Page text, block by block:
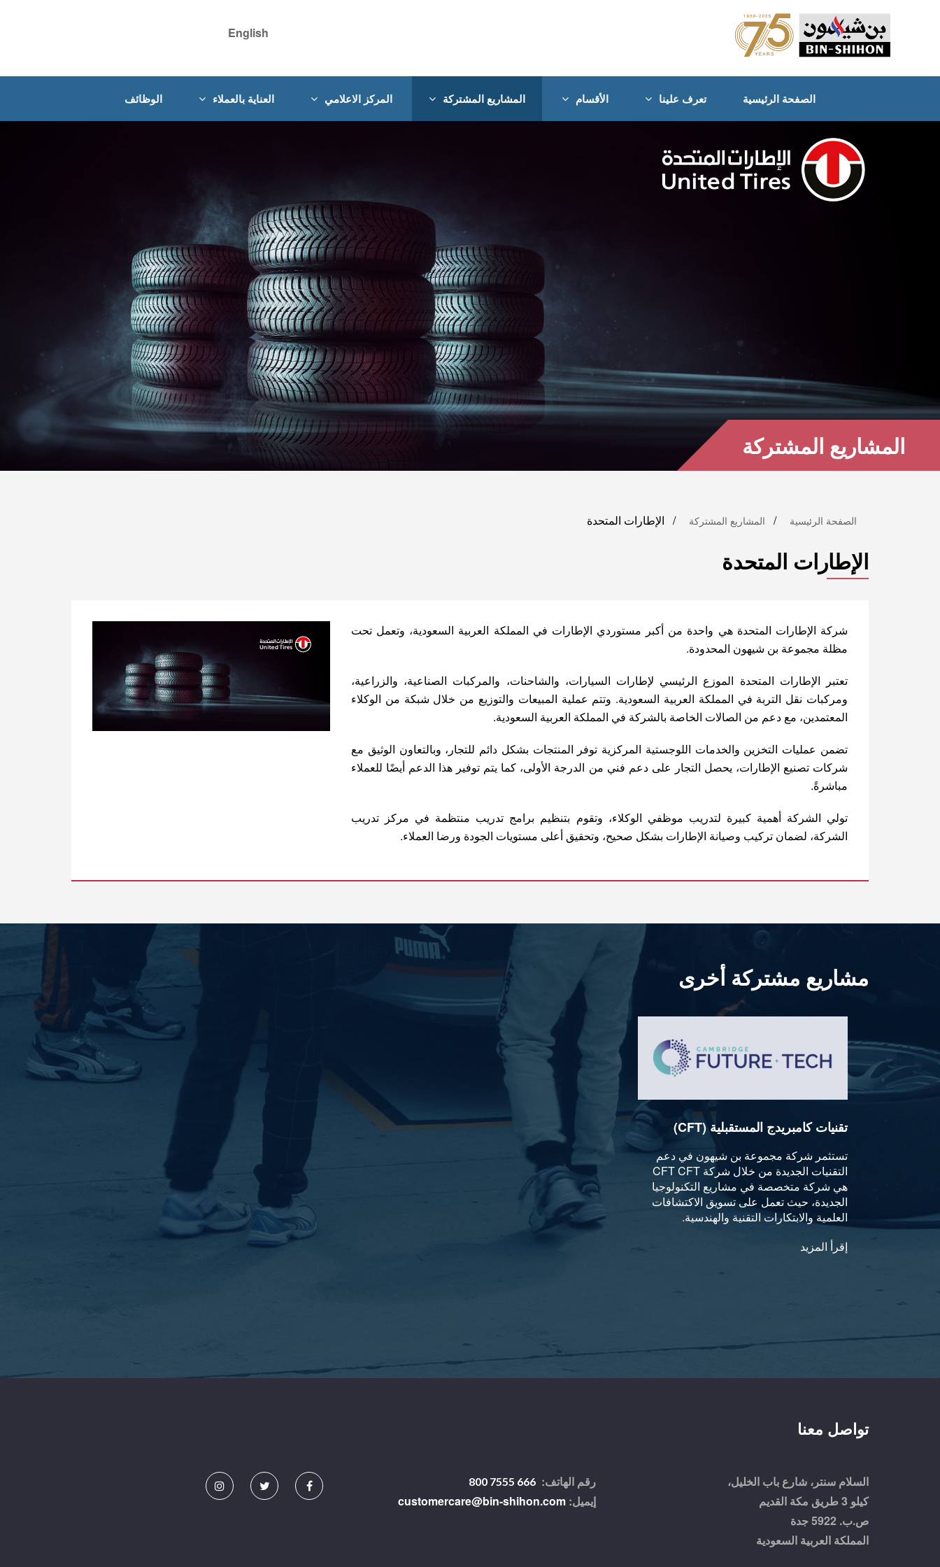
English
الصفحة الرئيسية تعرف علينا الأقسام المشاريع المشتركة المركز الاعلامي العناية بالعملاء الوظائف
المشاريع المشتركة
الصفحة الرئيسية المشاريع المشتركة الإطارات المتحدة
الإطارات المتحدة
شركة الإطارات المتحدة هي واحدة من أكبر مستوردي الإطارات في المملكة العربية السعودية، وتعمل تحت
مظلة مجموعة بن شيهون المحدودة.
تعتبر الإطارات المتحدة الموزع الرئيسي لإطارات السيارات، والشاحنات، والمركبات الصناعية، والزراعية،
ومركبات نقل التربة في المملكة العربية السعودية. وتتم عملية المبيعات والتوزيع من خلال شبكة من الوكلاء
المعتمدين، مع دعم من الصالات الخاصة بالشركة في المملكة العربية السعودية.
تضمن عمليات التخزين والخدمات اللوجستية المركزية توفر المنتجات بشكل دائم للتجار، وبالتعاون الوثيق مع
شركات تصنيع الإطارات، يحصل التجار على دعم فني من الدرجة الأولى، كما يتم توفير هذا الدعم أيضًا للعملاء
مباشرةً.
تولي الشركة أهمية كبيرة لتدريب موظفي الوكلاء، وتقوم بتنظيم برامج تدريب منتظمة في مركز تدريب
الشركة، لضمان تركيب وصيانة الإطارات بشكل صحيح، وتحقيق أعلى مستويات الجودة ورضا العملاء.
مشاريع مشتركة أخرى
تقنيات كامبريدج المستقبلية (CFT)
تستثمر شركة مجموعة بن شيهون في دعم
التقنيات الجديدة من خلال شركة CFT CFT
هي شركة متخصصة في مشاريع التكنولوجيا
الجديدة، حيث تعمل على تسويق الاكتشافات
العلمية والابتكارات التقنية والهندسية.
إقرأ المزيد
تواصل معنا
السلام سنتر، شارع باب الخليل،
كيلو 3 طريق مكة القديم
ص.ب. 5922 جدة
المملكة العربية السعودية
رقم الهاتف: 800 7555 666
إيميل: customercare@bin-shihon.com